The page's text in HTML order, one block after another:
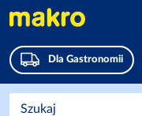
Dla Gastronomii